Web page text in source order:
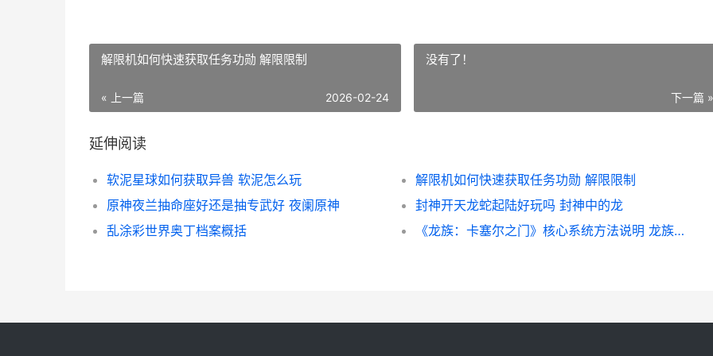
解限机如何快速获取任务功勋 解限限制
« 上一篇 2026-02-24
没有了！
下一篇 »
延伸阅读
软泥星球如何获取异兽 软泥怎么玩
解限机如何快速获取任务功勋 解限限制
原神夜兰抽命座好还是抽专武好 夜阑原神
封神开天龙蛇起陆好玩吗 封神中的龙
乱涂彩世界奥丁档案概括
《龙族：卡塞尔之门》核心系统方法说明 龙族卡塞尔之门破解版